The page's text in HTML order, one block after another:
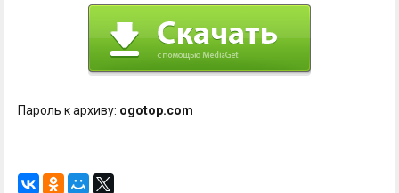
Пароль к архиву: ogotop.com